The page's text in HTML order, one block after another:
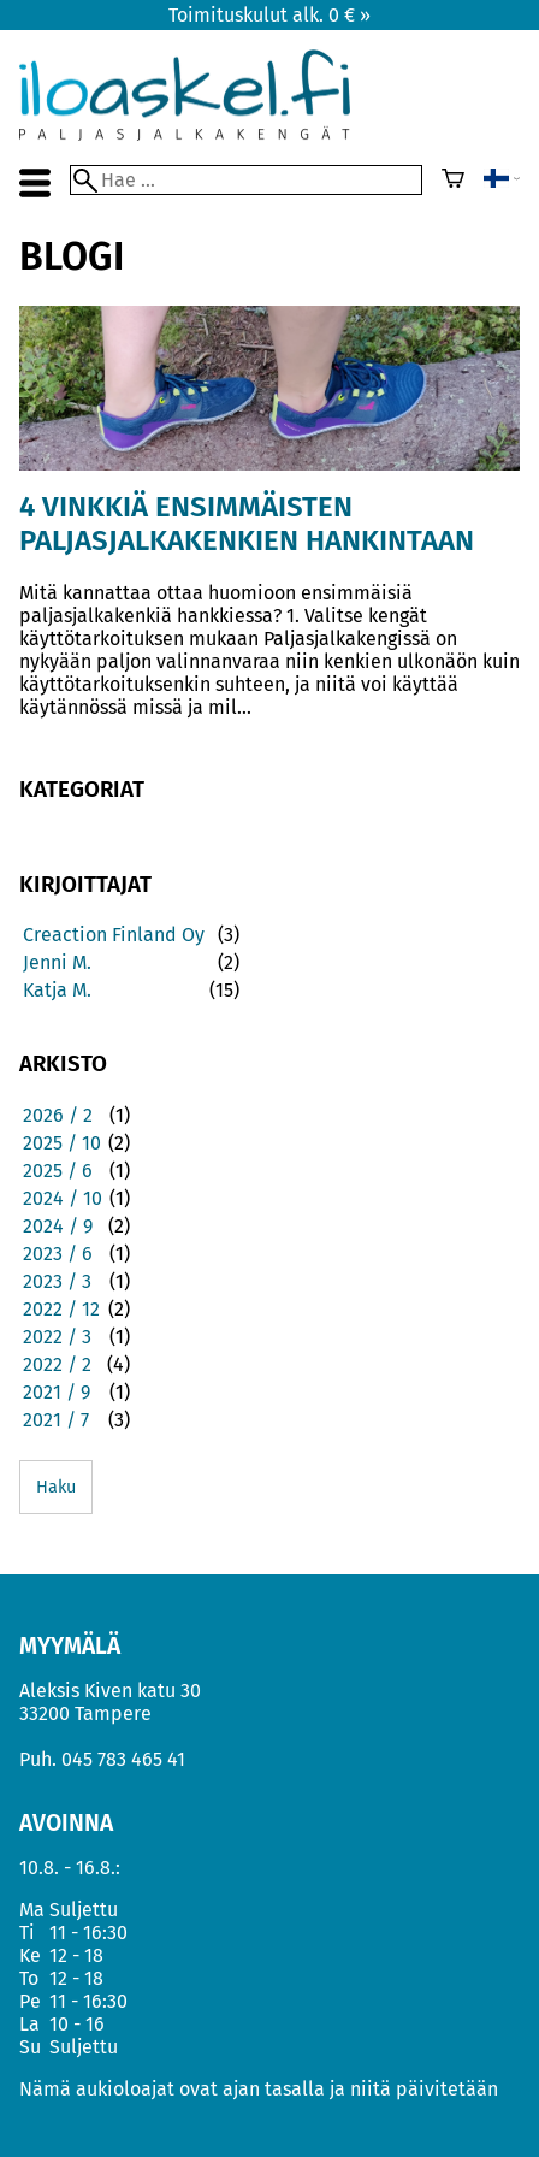
Toimituskulut alk. 0 € »
BLOGI
4 VINKKIÄ ENSIMMÄISTEN
PALJASJALKAKENKIEN HANKINTAAN
Mitä kannattaa ottaa huomioon ensimmäisiä
paljasjalkakenkiä hankkiessa? 1. Valitse kengät
käyttötarkoituksen mukaan Paljasjalkakengissä on
nykyään paljon valinnanvaraa niin kenkien ulkonäön kuin
käyttötarkoituksenkin suhteen, ja niitä voi käyttää
käytännössä missä ja mil...
KATEGORIAT
KIRJOITTAJAT
Creaction Finland Oy (3)
Jenni M.
(2)
Katja M.
(15)
ARKISTO
2026 / 2
(1)
2025 / 10 (2)
2025 / 6
(1)
2024 / 10 (1)
2024 / 9
(2)
2023 / 6
(1)
2023 / 3
(1)
2022 / 12 (2)
2022 / 3
(1)
2022 / 2
(4)
2021 / 9
(1)
2021 / 7
(3)
Haku
MYYMÄLÄ
Aleksis Kiven katu 30
33200 Tampere
Puh. 045 783 465 41
AVOINNA
10.8. - 16.8.:
Ma Suljettu
Ti
11 - 16:30
Ke 12 - 18
To 12 - 18
Pe 11 - 16:30
La 10 - 16
Su Suljettu
Nämä aukioloajat ovat ajan tasalla ja niitä päivitetään